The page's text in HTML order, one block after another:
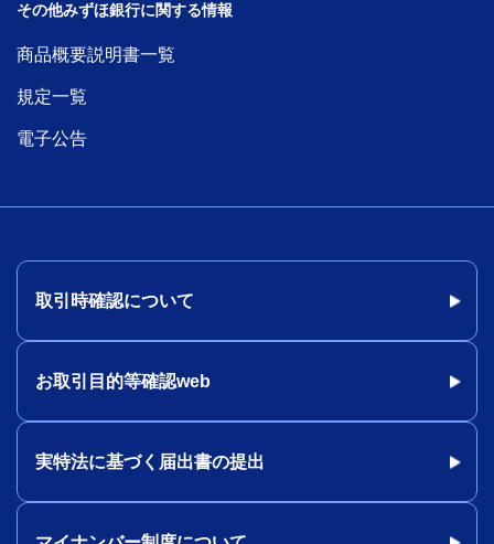
その他みずほ銀行に関する情報
商品概要説明書一覧
規定一覧
電子公告
取引時確認について
お取引目的等確認web
実特法に基づく届出書の提出